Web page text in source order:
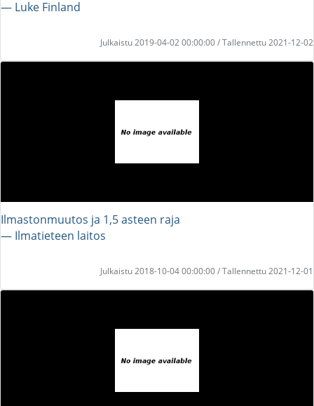
― Luke Finland
Julkaistu 2019-04-02 00:00:00 / Tallennettu 2021-12-02
Ilmastonmuutos ja 1,5 asteen raja
― Ilmatieteen laitos
Julkaistu 2018-10-04 00:00:00 / Tallennettu 2021-12-01